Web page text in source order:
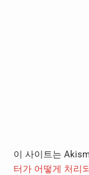
이 사이트는
터가 어떻게 처리